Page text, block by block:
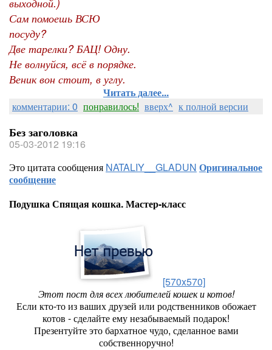
Сам помоешь ВСЮ
посуду?
Две тарелки? БАЦ! Одну.
Не волнуйся, всё в порядке.
Веник вон стоит, в углу.
Читать далее...
комментарии: 0 понравилось! вверх^ к полной версии
Без заголовка
05-03-2012 19:16
Это цитата сообщения NATALIY__GLADUN Оригинальное
сообщение
Подушка Спящая кошка. Мастер-класс
[570x570]
Этот пост для всех любителей кошек и котов!
Если кто-то из ваших друзей или родственников обожает
котов - сделайте ему незабываемый подарок!
Презентуйте это бархатное чудо, сделанное вами
собственноручно!